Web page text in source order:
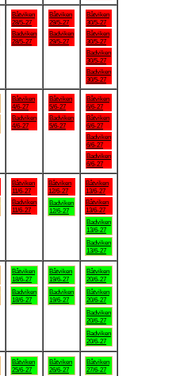
Båtviken
28/5-27
Badviken
28/5-27
Båtviken
29/5-27
Badviken
29/5-27
Båtviken
30/5-27
Båtviken
30/5-27
Badviken
30/5-27
Badviken
30/5-27
Båtviken
4/6-27
Badviken
4/6-27
Båtviken
5/6-27
Badviken
5/6-27
Båtviken
6/6-27
Båtviken
6/6-27
Badviken
6/6-27
Badviken
6/6-27
Båtviken
11/6-27
Badviken
11/6-27
Båtviken
12/6-27
Badviken
12/6-27
Båtviken
13/6-27
Båtviken
13/6-27
Badviken
13/6-27
Badviken
13/6-27
Båtviken
18/6-27
Badviken
18/6-27
Båtviken
19/6-27
Badviken
19/6-27
Båtviken
20/6-27
Båtviken
20/6-27
Badviken
20/6-27
Badviken
20/6-27
Båtviken
25/6-27
Båtviken
26/6-27
Båtviken
27/6-27